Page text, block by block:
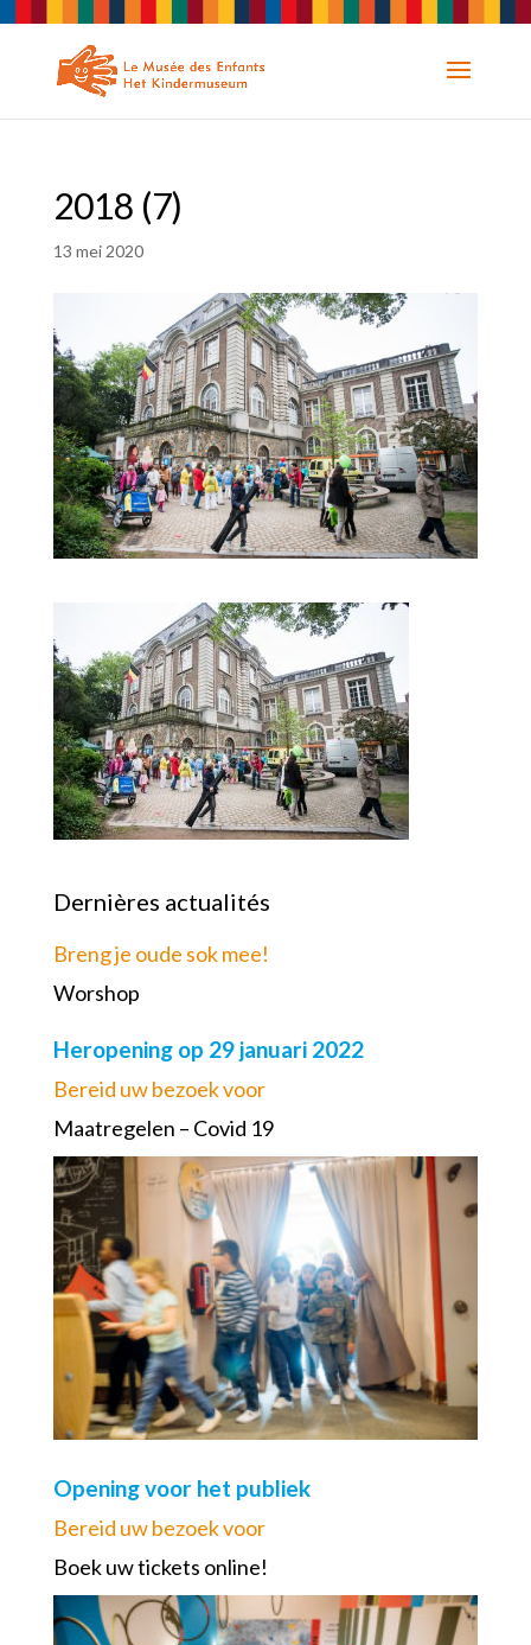
2018 (7)
13 mei 2020
Dernières actualités
Breng je oude sok mee!
Worshop
Heropening op 29 januari 2022
Bereid uw bezoek voor
Maatregelen – Covid 19
Opening voor het publiek
Bereid uw bezoek voor
Boek uw tickets online!